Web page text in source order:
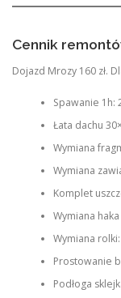
Cennik
Dojazd Mrozy 160 zł.
Spawanie 1h:
Łata dachu
Wymiana
Wymiana
Komplet
Wymiana haka
Wymiana rolki:
Prostowanie
Podłoga